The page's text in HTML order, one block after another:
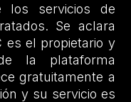
los servicios de
Se aclara
es el propietario y
la plataforma
gratuitamente a
y su servicio es